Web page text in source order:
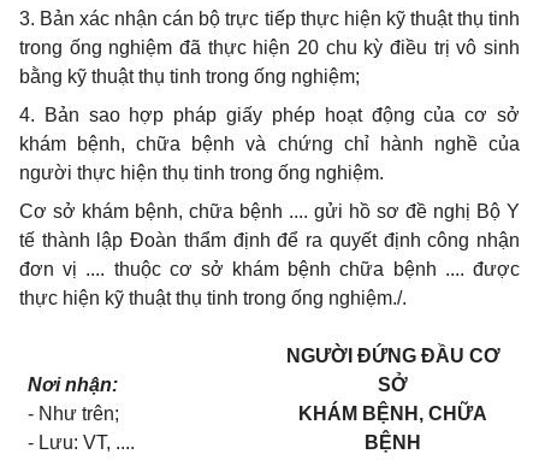
3. Bản xác nhận cán bộ trực tiếp thực hiện kỹ thuật thụ tinh
trong ống nghiệm đã thực hiện 20 chu kỳ điều trị vô sinh
bằng kỹ thuật thụ tinh trong ống nghiệm;
4. Bản sao hợp phápgiấy phép hoạt động của cơ sở
khám bệnh, chữa bệnh và chứng chỉ hành nghề của
người thực hiện thụ tinh trong ống nghiệm.
Cơ sở khám bệnh, chữa bệnh .... gửi hồ sơ đề nghị Bộ Y
tế thành lập Đoàn thẩm định để ra quyết định công nhận
đơn vị .... thuộc cơ sở khám bệnh chữa bệnh .... được
thực hiện kỹ thuật thụ tinh trong ống nghiệm./.
Nơi nhận:
- Như trên;
- Lưu: VT, ....
NGƯỜI ĐỨNG ĐẦU CƠ
SỞ
KHÁM BỆNH, CHỮA
BỆNH